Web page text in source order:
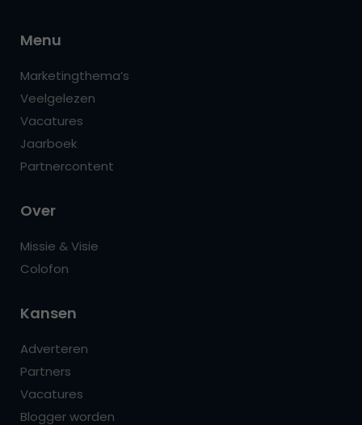
Menu
Marketingthema’s
Veelgelezen
Vacatures
Jaarboek
Partnercontent
Over
Missie & Visie
Colofon
Kansen
Adverteren
Partners
Vacatures
Blogger worden